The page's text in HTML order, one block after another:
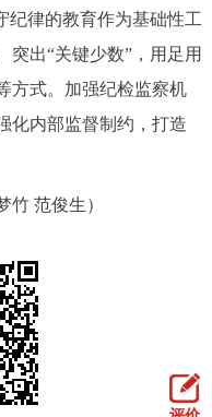
纪律的教育作为基础性工
突出“关键少数”，用足用
方式。加强纪检监察机
化内部监督制约，打造
范俊生）